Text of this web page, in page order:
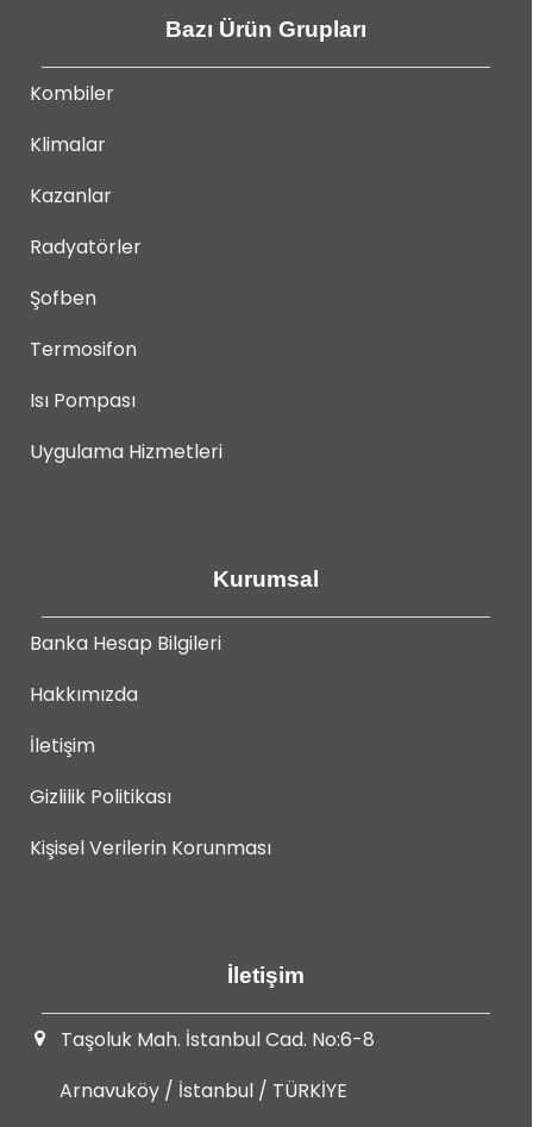
Bazı Ürün Grupları
Kombiler
Klimalar
Kazanlar
Radyatörler
Şofben
Termosifon
Isı Pompası
Uygulama Hizmetleri
Kurumsal
Banka Hesap Bilgileri
Hakkımızda
İletişim
Gizlilik Politikası
Kişisel Verilerin Korunması
İletişim
Taşoluk Mah. İstanbul Cad. No:6-8
Arnavuköy / İstanbul / TÜRKİYE